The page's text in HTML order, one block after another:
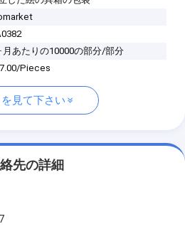
月あたりの10000の部分/部分
Pieces
見て下さい
先の詳細